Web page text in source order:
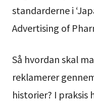
standarderne i
Advertising of
Så hvordan skal
reklamerer
historier? I